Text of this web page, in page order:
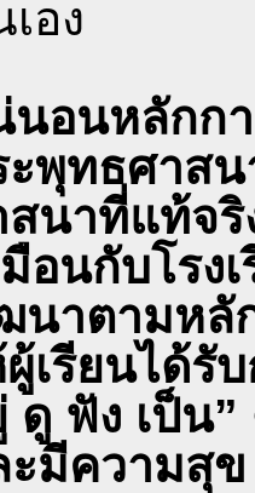
อง
นอนหลักก
พุทธศาสน
นาที่แท้จริ
มือนกับโรง
นาตามหลั
ผู้เรียนได้
ดู ฟัง เป็น
ะมีความสุข